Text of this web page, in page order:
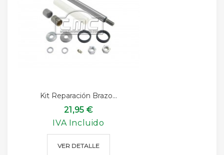
Kit Reparación Brazo...
21,95 €
IVA Incluido
VER DETALLE